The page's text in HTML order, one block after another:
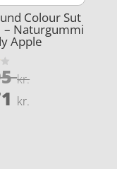
Colour Sut
– Naturgummi
Apple
kr.Den
kr.